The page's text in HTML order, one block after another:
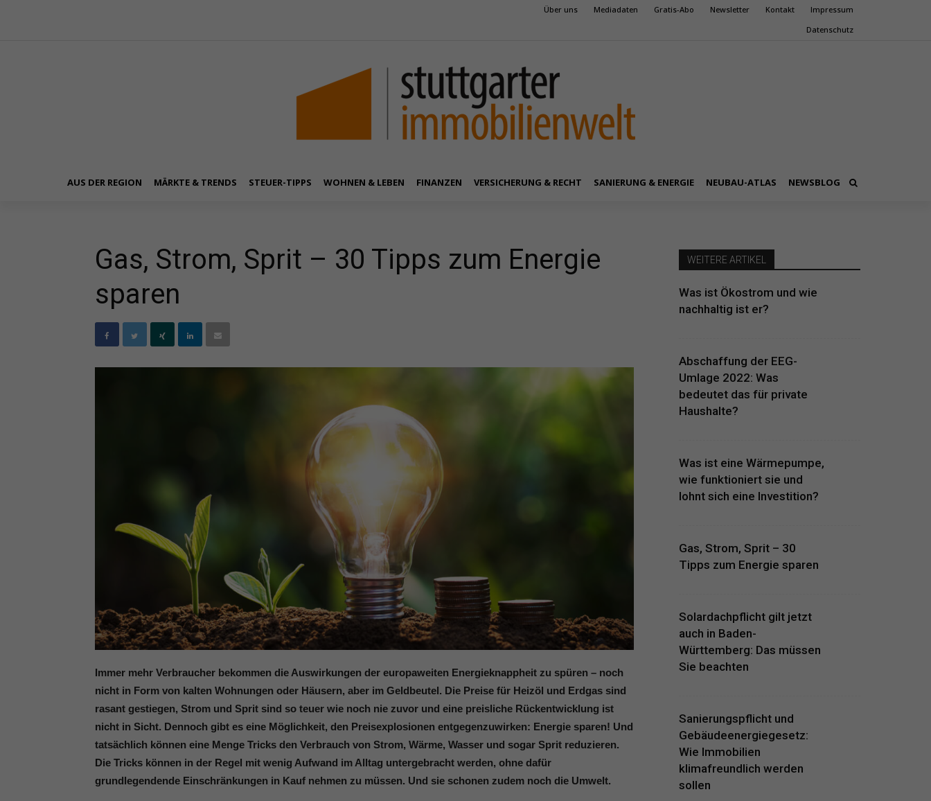
Über uns Mediadaten Gratis-Abo Newsletter Kontakt
Impressum
Datenschutz
AUS DER REGION MÄRKTE & TRENDS STEUER-TIPPS WOHNEN & LEBEN FINANZEN VERSICHERUNG & RECHT SANIERUNG & ENERGIE NEUBAU-ATLAS NEWSBLOG
Gas, Strom, Sprit – 30 Tipps zum Energie
sparen
Immer mehr Verbraucher bekommen die Auswirkungen der europaweiten Energieknappheit zu spüren – noch
nicht in Form von kalten Wohnungen oder Häusern, aber im Geldbeutel. Die Preise für Heizöl und Erdgas sind
rasant gestiegen, Strom und Sprit sind so teuer wie noch nie zuvor und eine preisliche Rückentwicklung ist
nicht in Sicht. Dennoch gibt es eine Möglichkeit, den Preisexplosionen entgegenzuwirken: Energie sparen! Und
tatsächlich können eine Menge Tricks den Verbrauch von Strom, Wärme, Wasser und sogar Sprit reduzieren.
Die Tricks können in der Regel mit wenig Aufwand im Alltag untergebracht werden, ohne dafür
grundlegendende Einschränkungen in Kauf nehmen zu müssen. Und sie schonen zudem noch die Umwelt.
WEITERE ARTIKEL
Was ist Ökostrom und wie
nachhaltig ist er?
Abschaffung der EEG-
Umlage 2022: Was
bedeutet das für private
Haushalte?
Was ist eine Wärmepumpe,
wie funktioniert sie und
lohnt sich eine Investition?
Gas, Strom, Sprit – 30
Tipps zum Energie sparen
Solardachpflicht gilt jetzt
auch in Baden-
Württemberg: Das müssen
Sie beachten
Sanierungspflicht und
Gebäudeenergiegesetz:
Wie Immobilien
klimafreundlich werden
sollen